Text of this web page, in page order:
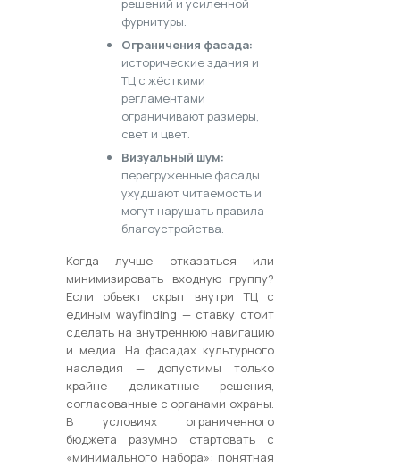
решений и усиленной
фурнитуры.
Ограничения фасада:
исторические здания и
ТЦ с жёсткими
регламентами
ограничивают размеры,
свет и цвет.
Визуальный шум:
перегруженные фасады
ухудшают читаемость и
могут нарушать правила
благоустройства.
Когда лучше отказаться или
минимизировать входную группу?
Если объект скрыт внутри ТЦ с
единым wayfinding — ставку стоит
сделать на внутреннюю навигацию
и медиа. На фасадах культурного
наследия — допустимы только
крайне деликатные решения,
согласованные с органами охраны.
В условиях ограниченного
бюджета разумно стартовать с
«минимального набора»: понятная